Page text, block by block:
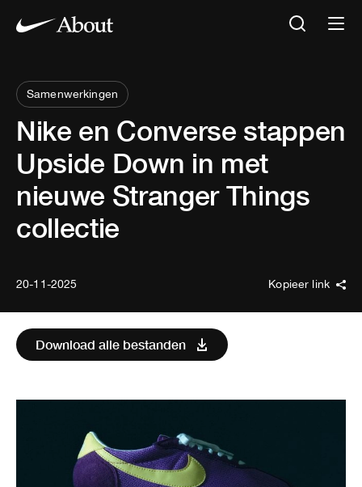
Samenwerkingen
Nike en Converse stappen
Upside Down in met
nieuwe Stranger Things
collectie
20-11-2025 Kopieer link
Download alle bestanden